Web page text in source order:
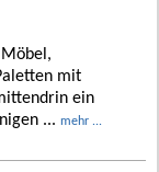
mit
ein
... mehr ...